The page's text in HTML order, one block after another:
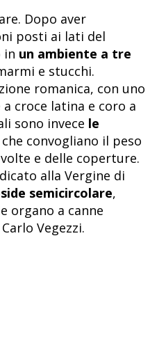
Dopo aver
posti ai lati del
in un ambiente a tre
e stucchi.
romanica, con uno
croce latina e coro a
sono invece le
che convogliano il peso
e delle coperture.
alla Vergine di
semicircolare,
organo a canne
Vegezzi.